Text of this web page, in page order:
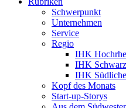
Schwerpunkt
Unternehmen
Service
Regio
IHK
IHK
IHK
Kopf des Monats
Start-up-Storys